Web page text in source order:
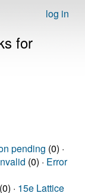
log in
for
pending (0) ·
(0) · Error
· 15e Lattice